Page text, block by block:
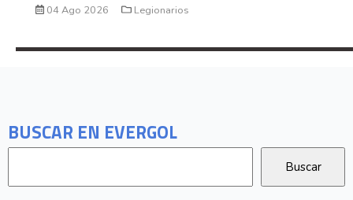
BUSCAR EN EVERGOL
04 Ago 2026 Legionarios